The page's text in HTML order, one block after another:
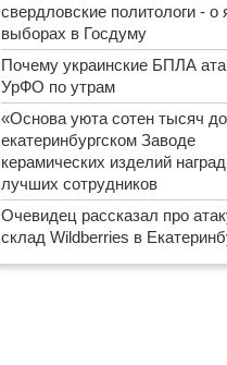
свердловские политологи - о
выборах в Госдуму
Почему украинские БПЛА
УрФО по утрам
«Основа уюта сотен тысяч
екатеринбургском Заводе
керамических изделий
лучших сотрудников
Очевидец рассказал про
склад Wildberries в